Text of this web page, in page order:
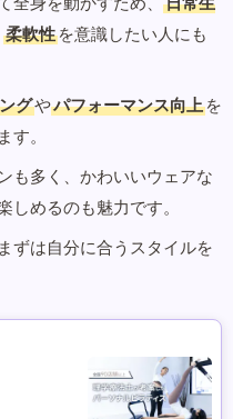
柔軟性 を意識したい人にも
グやパフォーマンス向上 を
す。
も多く、かわいいウェアな
しめるのも魅力です。
ずは自分に合うスタイルを